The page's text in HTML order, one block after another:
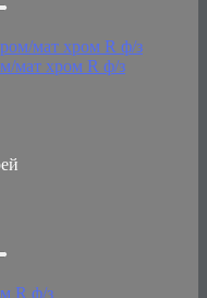
мат хром R ф/з